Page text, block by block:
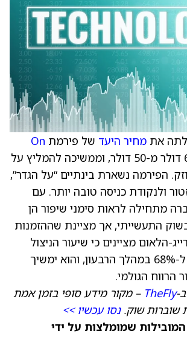
את מחיר היעד של פירמת On
(ON) ל-60 דולר מ-50 דולר, וממשיכה להמליץ על
הפירמה נשארת בינתיים “על הגדר”,
ולנקודת כניסה טובה יותר. עם
מתחילה לראות סימני שיפור הן
התעשייתי, אך מציינת שההזמנות
הלאום מציינים כי שיעור הניצול
נותר מדוכא, ירד ל-68% במהלך הרבעון, והוא ימשיך
הרווח הגולמי.
TheFly – מקור מידע סופי בזמן אמת
שוברות שוק.נסו עכשיו >>
שמומלצות על ידי